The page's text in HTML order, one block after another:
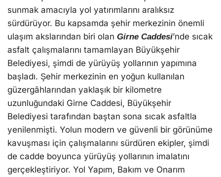
sunmak amacıyla yol yatırımlarını aralıksız
sürdürüyor. Bu kapsamda şehir merkezinin önemli
ulaşım akslarından biri olan Girne Caddesi’nde sıcak
asfalt çalışmalarını tamamlayan Büyükşehir
Belediyesi, şimdi de yürüyüş yollarının yapımına
başladı. Şehir merkezinin en yoğun kullanılan
güzergâhlarından yaklaşık bir kilometre
uzunluğundaki Girne Caddesi, Büyükşehir
Belediyesi tarafından baştan sona sıcak asfaltla
yenilenmişti. Yolun modern ve güvenli bir görünüme
kavuşması için çalışmalarını sürdüren ekipler, şimdi
de cadde boyunca yürüyüş yollarının imalatını
gerçekleştiriyor. Yol Yapım, Bakım ve Onarım